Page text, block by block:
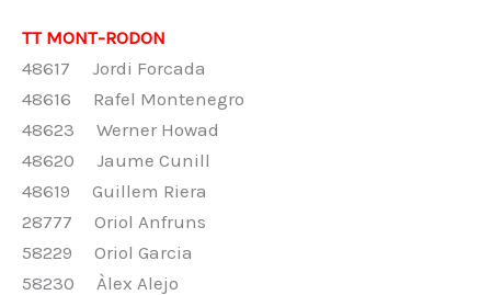
TT MONT-RODON
48617 Jordi Forcada
48616 Rafel Montenegro
48623 Werner Howad
48620 Jaume Cunill
48619 Guillem Riera
28777 Oriol Anfruns
58229 Oriol Garcia
58230 Àlex Alejo